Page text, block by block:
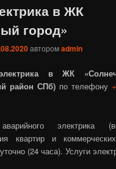
в ЖК
город»
авторомadmin
в ЖК
район СПб) по телефону
электрика
квартир и
(24 часа). Услуги